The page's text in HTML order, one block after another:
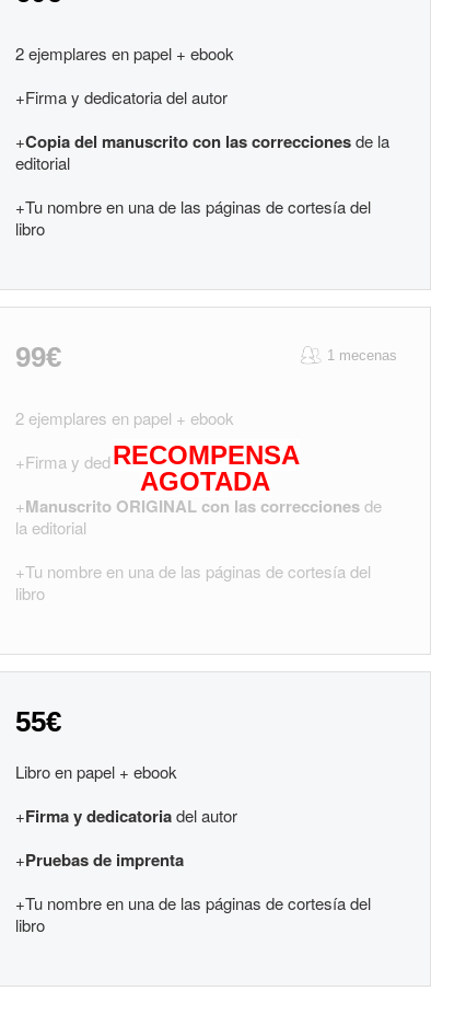
2 ejemplares en papel + ebook
+Firma y dedicatoria del autor
+Copia del manuscrito con las correccionesde la
editorial
+Tu nombre en una de las páginas de cortesía del
libro
99€ 1 mecenas
2 ejemplares en papel + ebook
+Firma y dedicatoria del autor
+Manuscrito ORIGINAL con las correccionesde
la editorial
+Tu nombre en una de las páginas de cortesía del
libro
RECOMPENSA
AGOTADA
55€
Libro en papel + ebook
+Firma y dedicatoriadel autor
+Pruebas de imprenta
+Tu nombre en una de las páginas de cortesía del
libro